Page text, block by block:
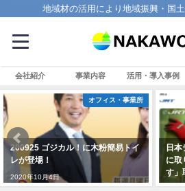
地域材の活用により地域振興・国
会社紹介 事業内容 活用・導入事例
オフィス・事業所
200925 ゴジカル！に木粉簡易トイ
レが登場！
2020年10月4日
日
に取
す」